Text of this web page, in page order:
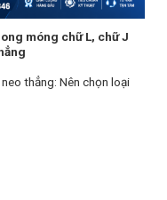
móng chữ L, chữ J
thẳng: Nên chọn loại